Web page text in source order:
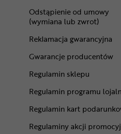
Odstąpienie od umowy
(wymiana lub zwrot)
Reklamacja gwarancyjna
Gwarancje producentów
Regulamin sklepu
Regulamin programu
Regulamin kart
Regulaminy akcji